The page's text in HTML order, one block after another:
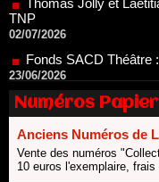
Fonds SACD Théâtre
23/06/2026
Dispositif ARTCENA
20/06/2026
Le palmarès des prix
18/06/2026
Les 10 lauréats du
SACD
13/06/2026
Numéros Papier
Anciens Numéros de
Vente des numéros
10 euros l'exemplaire,